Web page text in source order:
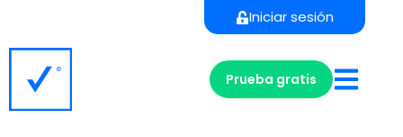
Iniciar sesión
Prueba gratis